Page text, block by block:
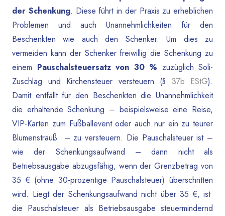
der Schenkung. Diese führt in der Praxis zu erheblichen
Problemen und auch Unannehmlichkeiten für den
Beschenkten wie auch den Schenker. Um dies zu
vermeiden kann der Schenker freiwillig die Schenkung zu
einem Pauschalsteuersatz von 30 % zuzüglich Soli-
Zuschlag und Kirchensteuer versteuern (§ 37b EStG).
Damit entfällt für den Beschenkten die Unannehmlichkeit
die erhaltende Schenkung – beispielsweise eine Reise,
VIP-Karten zum Fußballevent oder auch nur ein zu teurer
Blumenstrauß – zu versteuern. Die Pauschalsteuer ist –
wie der Schenkungsaufwand – dann nicht als
Betriebsausgabe abzugsfähig, wenn der Grenzbetrag von
35 € (ohne 30-prozentige Pauschalsteuer) überschritten
wird. Liegt der Schenkungsaufwand nicht über 35 €, ist
die Pauschalsteuer als Betriebsausgabe steuermindernd